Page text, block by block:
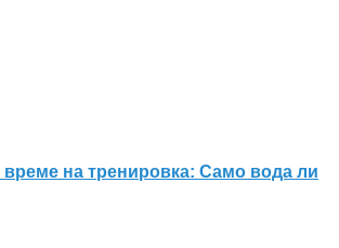
на тренировка: Само вода ли